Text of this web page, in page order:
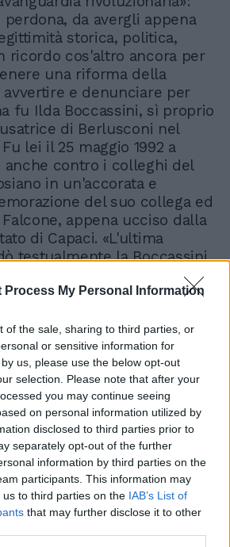
Process My Personal Information
of the sale, sharing to third parties, or
or sensitive information for
us, please use the below opt-out
selection. Please note that after your
you may continue seeing
on personal information utilized by
disclosed to third parties prior to
separately opt-out of the further
information by third parties on the
participants. This information may
to third parties on the IAB’s List of
that may further disclose it to other
da avergli appena
storica, politica,
ricordo cos'altro ancora per
una riforma della
avvertire e denunciare per
fu Ilda Boccassini, sì proprio
di Berlusconi nel
lei il 25 maggio 1992 a
contro i colleghi del
in un'accorata e
del suo collega ed
appena ucciso dalla
di Capaci. «L'ultima
testualmente la Boccassini
scandalo delle tangenti
che amarezza, non si
degli affari penali» al
A Milano, quindi,
il povero Giovanni
due passi dal suo
con la morte, non era
suoi colleghi tanto affidabile
completi sulle
il finanziamento illegale
corruzione che spesso
Erano inchieste particolari